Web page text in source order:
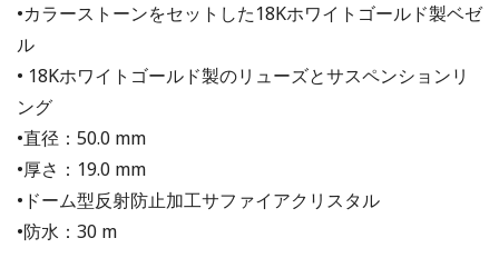
•カラーストーンをセットした18Kホワイトゴールド製ベゼ
ル
• 18Kホワイトゴールド製のリューズとサスペンションリ
ング
•直径：50.0 mm
•厚さ：19.0 mm
•ドーム型反射防止加工サファイアクリスタル
•防水：30 m